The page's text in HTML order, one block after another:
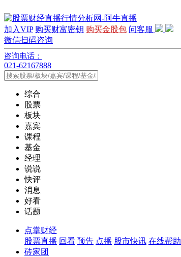
加入VIP 购买财富密钥 购买金股包 问客服
微信扫码咨询
咨询电话：
021-62167888
综合
股票
板块
嘉宾
课程
基金
经理
说说
快评
消息
好看
话题
点掌财经
股票直播 回看 预告 点播 股市快讯 在线帮助
砖家团